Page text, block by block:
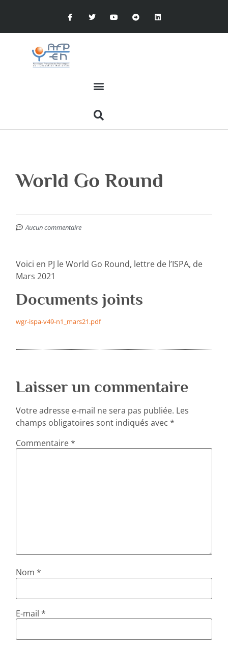
World Go Round
Aucun commentaire
Voici en PJ le World Go Round, lettre de l’ISPA, de
Mars 2021
Documents joints
wgr-ispa-v49-n1_mars21.pdf
Laisser un commentaire
Votre adresse e-mail ne sera pas publiée. Les
champs obligatoires sont indiqués avec*
Commentaire*
Nom*
E-mail*